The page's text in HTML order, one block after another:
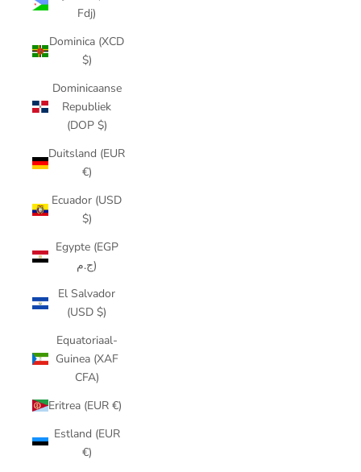
Fdj)
Dominica (XCD
$)
Dominicaanse
Republiek
(DOP $)
Duitsland (EUR
€)
Ecuador (USD
$)
Egypte (EGP
ج.م)
El Salvador
(USD $)
Equatoriaal-
Guinea (XAF
CFA)
Eritrea (EUR €)
Estland (EUR
€)